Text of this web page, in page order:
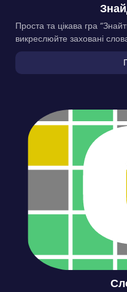
Проста та цікава гра
викреслюйте заховані